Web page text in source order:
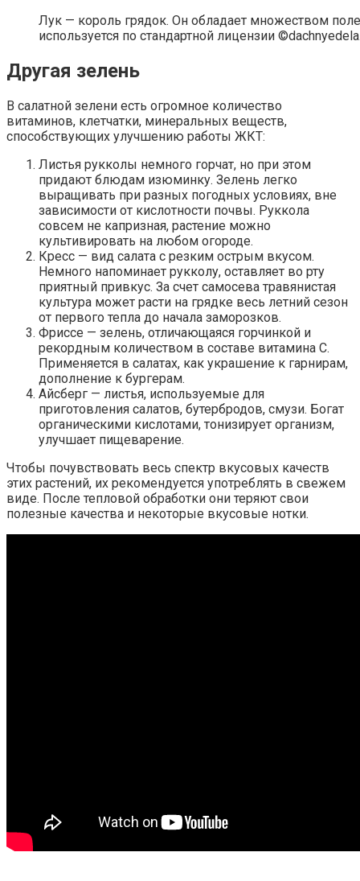
Лук — король грядок. Он обладает множеством
используется по стандартной лицензии
Другая зелень
В салатной зелени есть огромное количество
витаминов, клетчатки, минеральных веществ,
способствующих улучшению работы ЖКТ:
Листья рукколы немного горчат, но при этом
придают блюдам изюминку. Зелень легко
выращивать при разных погодных условиях, вне
зависимости от кислотности почвы. Руккола
совсем не капризная, растение можно
культивировать на любом огороде.
Кресс — вид салата с резким острым вкусом.
Немного напоминает рукколу, оставляет во рту
приятный привкус. За счет самосева травянистая
культура может расти на грядке весь летний сезон
от первого тепла до начала заморозков.
Фриссе — зелень, отличающаяся горчинкой и
рекордным количеством в составе витамина С.
Применяется в салатах, как украшение к гарнирам,
дополнение к бургерам.
Айсберг — листья, используемые для
приготовления салатов, бутербродов, смузи. Богат
органическими кислотами, тонизирует организм,
улучшает пищеварение.
Чтобы почувствовать весь спектр вкусовых качеств
этих растений, их рекомендуется употреблять в свежем
виде. После тепловой обработки они теряют свои
полезные качества и некоторые вкусовые нотки.